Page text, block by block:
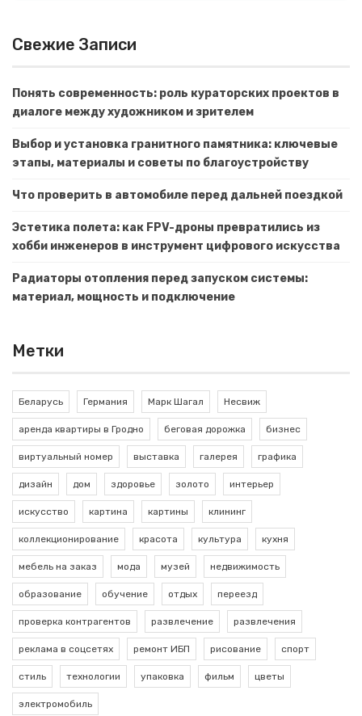
Свежие Записи
Понять современность: роль кураторских проектов в
диалоге между художником и зрителем
Выбор и установка гранитного памятника: ключевые
этапы, материалы и советы по благоустройству
Что проверить в автомобиле перед дальней поездкой
Эстетика полета: как FPV-дроны превратились из
хобби инженеров в инструмент цифрового искусства
Радиаторы отопления перед запуском системы:
материал, мощность и подключение
Метки
Беларусь Германия Марк Шагал Несвиж
аренда квартиры в Гродно беговая дорожка бизнес
виртуальный номер выставка галерея графика
дизайн дом здоровье золото интерьер
искусство картина картины клининг
коллекционирование красота культура кухня
мебель на заказ мода музей недвижимость
образование обучение отдых переезд
проверка контрагентов развлечение развлечения
реклама в соцсетях ремонт ИБП рисование спорт
стиль технологии упаковка фильм цветы
электромобиль